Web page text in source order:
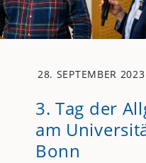
28. SEPTEMBER 2023
3. Tag der
am
Bonn